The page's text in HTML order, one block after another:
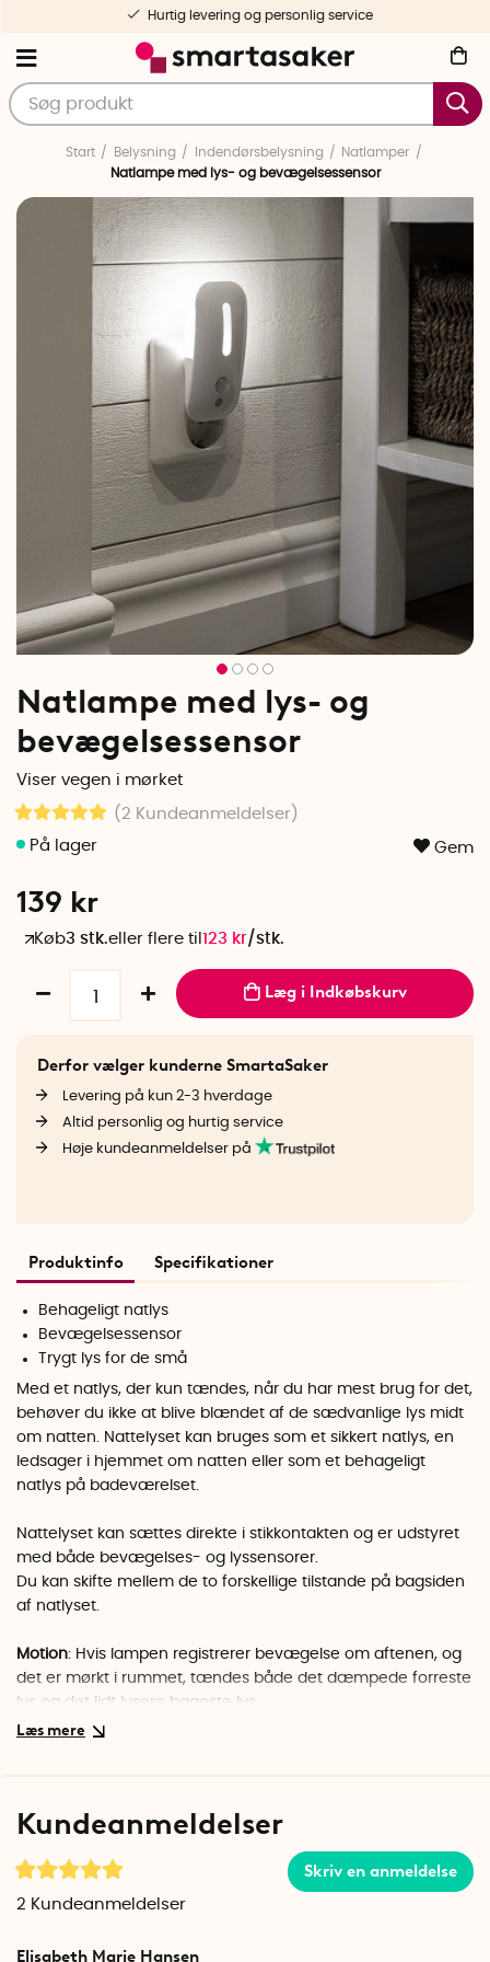
Hurtig levering og personlig service
Start Belysning Indendørsbelysning
Natlamper
Natlampe med lys- og bevægelsessensor
Natlampe med lys- og
bevægelsessensor
Viser vegen i mørket
(2 Kundeanmeldelser )
Gem
139 kr
Køb3 stk.eller flere til 123 kr/stk.
Læg i Indkøbskurv
Derfor vælger kunderne SmartaSaker
Levering på kun 2-3 hverdage
Altid personlig og hurtig service
Høje kundeanmeldelser på
Produktinfo Specifikationer
Behageligt natlys
Bevægelsessensor
Trygt lys for de små
Med et natlys, der kun tændes, når du har mest brug for det,
behøver du ikke at blive blændet af de sædvanlige lys midt
om natten. Nattelyset kan bruges som et sikkert natlys, en
ledsager i hjemmet om natten eller som et behageligt
natlys på badeværelset.
Nattelyset kan sættes direkte i stikkontakten og er udstyret
med både bevægelses- og lyssensorer.
Du kan skifte mellem de to forskellige tilstande på bagsiden
af natlyset.
Motion: Hvis lampen registrerer bevægelse om aftenen, og
det er mørkt i rummet, tændes både det dæmpede forreste
lys og det lidt lysere bageste lys.
på strømmen.
Dusk-Dawn: Når det bliver mørkt i rummet, tændes det
dæmpede forreste lys automatisk. Lampen lyser konstant
Kundeanmeldelser
Skriv en anmeldelse
2 Kundeanmeldelser
Elisabeth Marie Hansen